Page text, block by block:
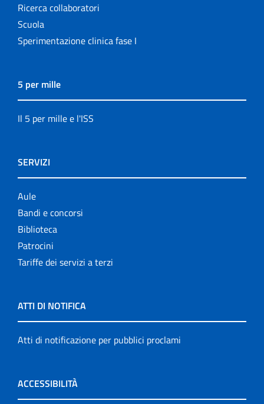
Ricerca collaboratori
Scuola
Sperimentazione clinica fase I
5 per mille
Il 5 per mille e l'ISS
SERVIZI
Aule
Bandi e concorsi
Biblioteca
Patrocini
Tariffe dei servizi a terzi
ATTI DI NOTIFICA
Atti di notificazione per pubblici proclami
ACCESSIBILITÀ